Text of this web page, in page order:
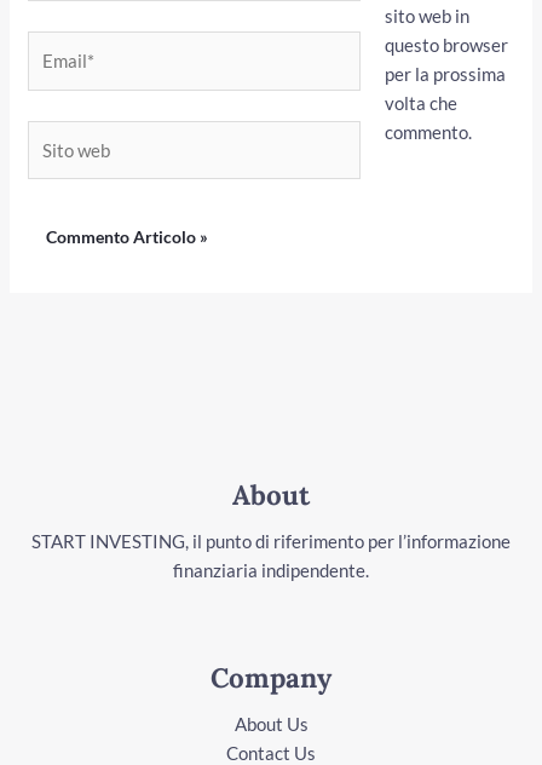
web
sito web in
questo browser
per la prossima
volta che
commento.
About
START INVESTING, il punto di riferimento per l’informazione
finanziaria indipendente.
Company
About Us
Contact Us